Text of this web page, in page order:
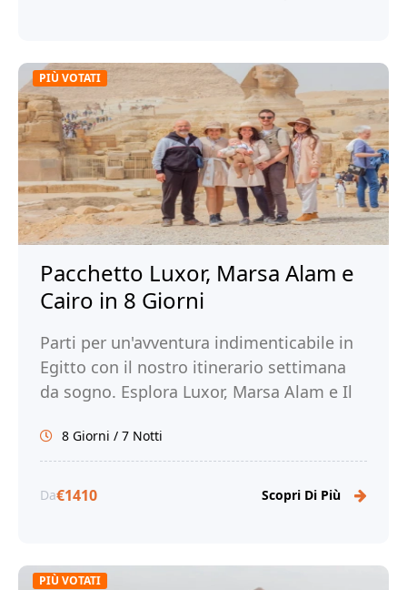
PIÙ VOTATI
Pacchetto Luxor, Marsa Alam e
Cairo in 8 Giorni
Parti per un'avventura indimenticabile in
Egitto con il nostro itinerario settimana
da sogno. Esplora Luxor, Marsa Alam e Il
8 Giorni / 7 Notti
Da€1410 Scopri Di Più
PIÙ VOTATI